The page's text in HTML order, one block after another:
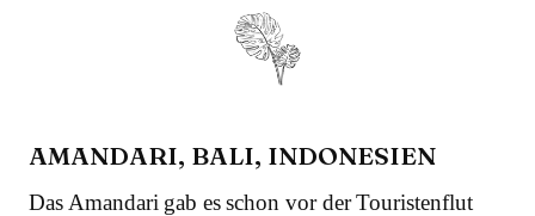
AMANDARI, BALI, INDONESIEN
Das Amandari gab es schon vor der Touristenflut